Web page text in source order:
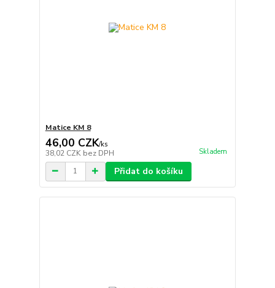
Matice KM 8
46,00 CZK/ks
38,02 CZK bez DPH Skladem
Přidat do košíku